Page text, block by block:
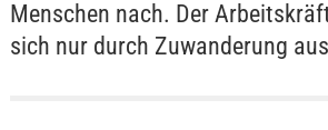
Menschen nach. Der
sich nur durch Zuwanderung